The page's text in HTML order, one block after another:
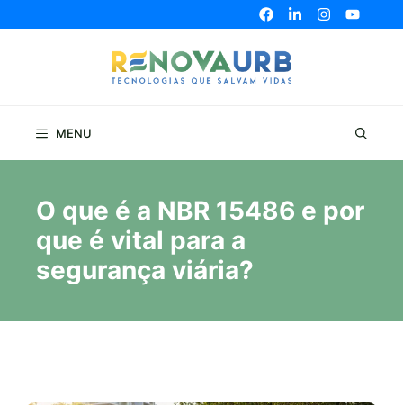
para
MENU
O que é a NBR 15486 e por
que é vital para a
segurança viária?